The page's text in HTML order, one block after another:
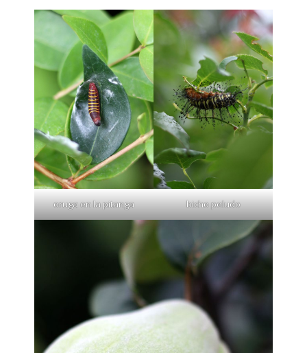
oruga en la pitanga bicho peludo